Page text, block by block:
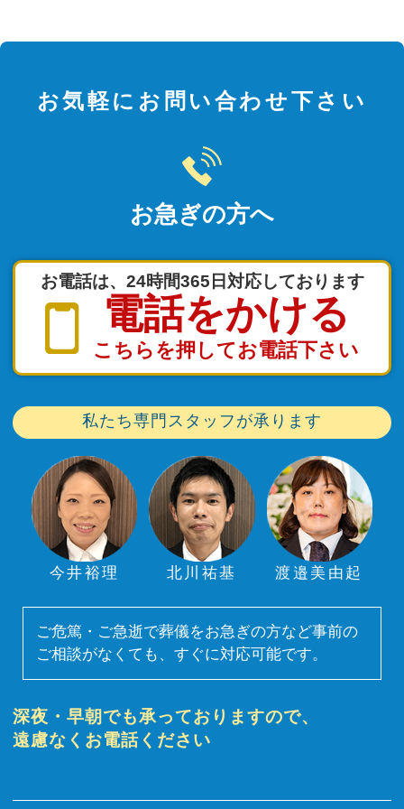
お気軽にお問い合わせ下さい
お急ぎの方へ
お電話は、24時間365日対応しております
電話をかける
こちらを押してお電話下さい
私たち専門スタッフが承ります
今井裕理 北川祐基 渡邉美由起
ご危篤・ご急逝で葬儀をお急ぎの方など事前の
ご相談がなくても、すぐに対応可能です。
深夜・早朝でも承っておりますので、
遠慮なくお電話ください